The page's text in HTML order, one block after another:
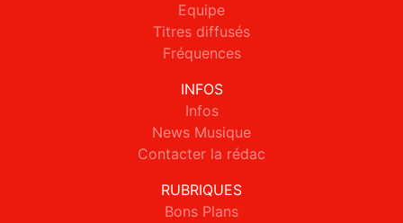
Equipe
Titres diffusés
Fréquences
INFOS
Infos
News Musique
Contacter la rédac
RUBRIQUES
Bons Plans